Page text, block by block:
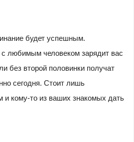
будет успешным.
любимым человеком зарядит вас
без второй половинки получат
сегодня. Стоит лишь
и кому-то из ваших знакомых дать